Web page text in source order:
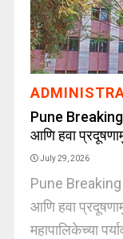
Pune Breaking
आणि हवा
July 29, 2026
Pune Breaking
आणि हवा
महापालिकेच्या